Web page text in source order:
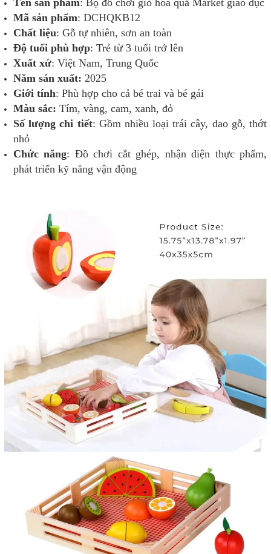
Mã sản phẩm: DCHQKB12
Chất liệu: Gỗ tự nhiên, sơn an toàn
Độ tuổi phù hợp: Trẻ từ 3 tuổi trở lên
Xuất xứ: Việt Nam, Trung Quốc
Năm sản xuất: 2025
Giới tính: Phù hợp cho cả bé trai và bé gái
Màu sắc: Tím, vàng, cam, xanh, đỏ
Số lượng chi tiết: Gồm nhiều loại trái cây, dao gỗ, thớt
nhỏ
Chức năng: Đồ chơi cắt ghép, nhận diện thực phẩm,
phát triển kỹ năng vận động